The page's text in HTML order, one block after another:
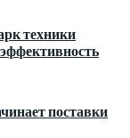
техники
поставки